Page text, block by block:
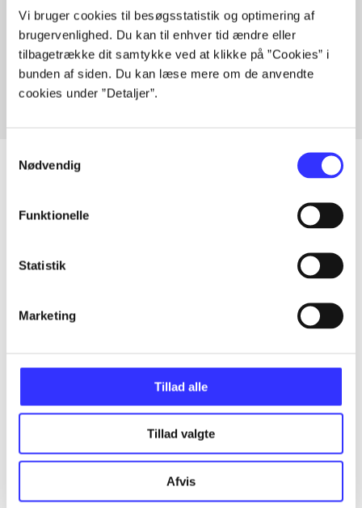
Vi bruger cookies til besøgsstatistik og optimering af
brugervenlighed. Du kan til enhver tid ændre eller
tilbagetrække dit samtykke ved at klikke på ”Cookies” i
bunden af siden. Du kan læse mere om de anvendte
cookies under ”Detaljer”.
Nødvendig
Funktionelle
Statistik
Marketing
Tillad alle
Tillad valgte
Afvis
Artikler med samme emner
Fra
Artikler